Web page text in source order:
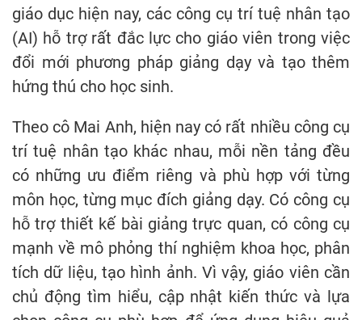
giáo dục hiện nay, các công cụ trí tuệ nhân tạo
(AI) hỗ trợ rất đắc lực cho giáo viên trong việc
đổi mới phương pháp giảng dạy và tạo thêm
hứng thú cho học sinh.
Theo cô Mai Anh, hiện nay có rất nhiều công cụ
trí tuệ nhân tạo khác nhau, mỗi nền tảng đều
có những ưu điểm riêng và phù hợp với từng
môn học, từng mục đích giảng dạy. Có công cụ
hỗ trợ thiết kế bài giảng trực quan, có công cụ
mạnh về mô phỏng thí nghiệm khoa học, phân
tích dữ liệu, tạo hình ảnh. Vì vậy, giáo viên cần
chủ động tìm hiểu, cập nhật kiến thức và lựa